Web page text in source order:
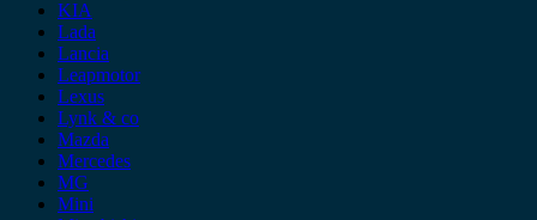
KIA
Lada
Lancia
Leapmotor
Lexus
Lynk & co
Mazda
Mercedes
MG
Mini